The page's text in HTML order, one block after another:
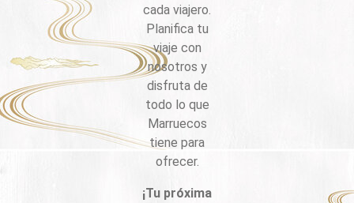
cada viajero.
Planifica tu
viaje con
nosotros y
disfruta de
todo lo que
Marruecos
tiene para
ofrecer.
¡Tu próxima